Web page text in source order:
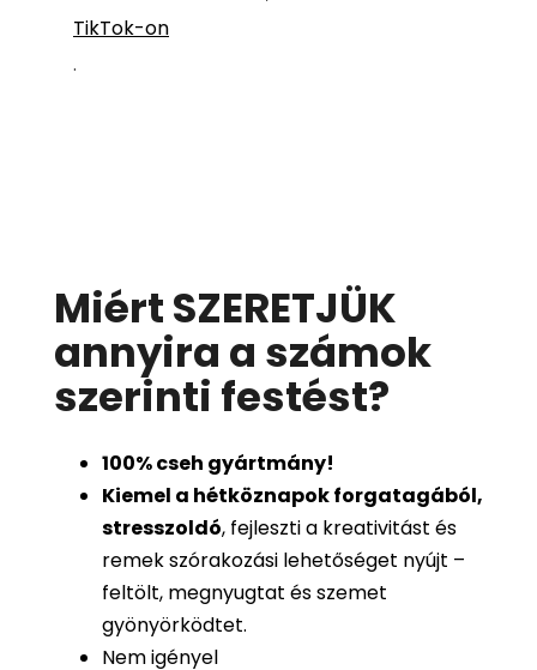
TikTok-on
.
Miért SZERETJÜK
annyira a számok
szerinti festést?
100%cseh gyártmány!
Kiemel a hétköznapok forgatagából,
stresszoldó, fejleszti a kreativitást és
remek szórakozási lehetőséget nyújt –
feltölt, megnyugtat és szemet
gyönyörködtet.
Nem igényel